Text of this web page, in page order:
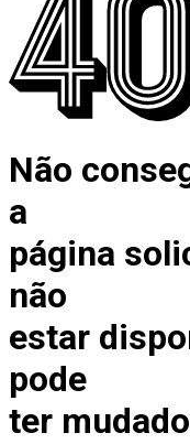
Não
a
página
não
estar
pode
ter